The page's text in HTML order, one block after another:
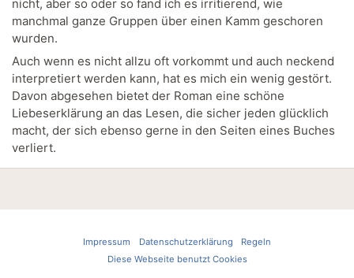
nicht, aber so oder so fand ich es irritierend, wie
manchmal ganze Gruppen über einen Kamm geschoren
wurden.
Auch wenn es nicht allzu oft vorkommt und auch neckend
interpretiert werden kann, hat es mich ein wenig gestört.
Davon abgesehen bietet der Roman eine schöne
Liebeserklärung an das Lesen, die sicher jeden glücklich
macht, der sich ebenso gerne in den Seiten eines Buches
verliert.
Impressum Datenschutzerklärung
Regeln
Diese Webseite benutzt Cookies